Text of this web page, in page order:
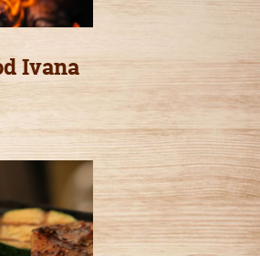
Ivana